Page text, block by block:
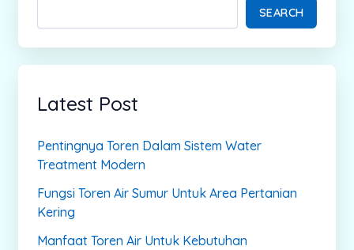
SEARCH
Latest Post
Pentingnya Toren Dalam Sistem Water
Treatment Modern
Fungsi Toren Air Sumur Untuk Area Pertanian
Kering
Manfaat Toren Air Untuk Kebutuhan